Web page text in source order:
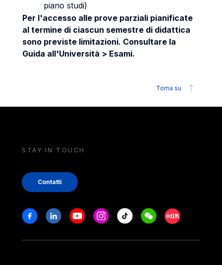
piano studi)
Per l'accesso alle prove parziali pianificate
al termine di ciascun semestre di didattica
sono previste limitazioni. Consultare la
Guida all'Università > Esami.
Torna su
STAY IN TOUCH
Contatti
Stay in touch
FacebookLinkedinYoutubeInstagram
Tiktok WeechatXiaohongshu/